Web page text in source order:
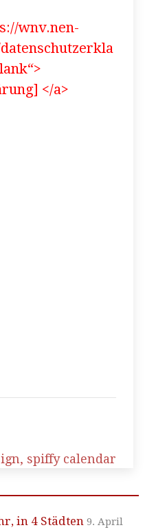
wnv.nen-
</a>
spiffy calendar
in 4 Städten 9. April